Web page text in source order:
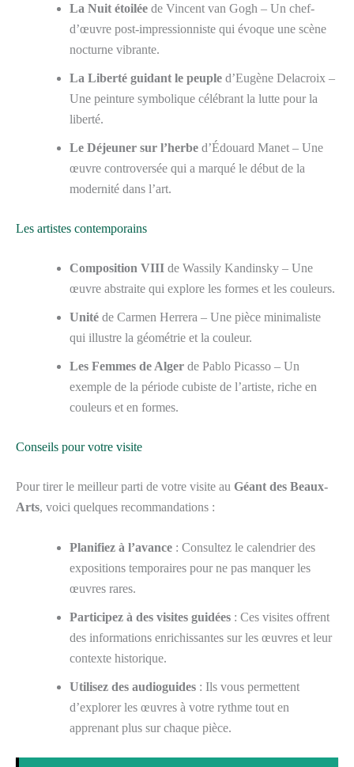
La Nuit étoilée de Vincent van Gogh – Un chef-
d’œuvre post-impressionniste qui évoque une scène
nocturne vibrante.
La Liberté guidant le peuple d’Eugène Delacroix –
Une peinture symbolique célébrant la lutte pour la
liberté.
Le Déjeuner sur l’herbe d’Édouard Manet – Une
œuvre controversée qui a marqué le début de la
modernité dans l’art.
Les artistes contemporains
Composition VIII de Wassily Kandinsky – Une
œuvre abstraite qui explore les formes et les couleurs.
Unité de Carmen Herrera – Une pièce minimaliste
qui illustre la géométrie et la couleur.
Les Femmes de Alger de Pablo Picasso – Un
exemple de la période cubiste de l’artiste, riche en
couleurs et en formes.
Conseils pour votre visite
Pour tirer le meilleur parti de votre visite au Géant des Beaux-
Arts, voici quelques recommandations :
Planifiez à l’avance : Consultez le calendrier des
expositions temporaires pour ne pas manquer les
œuvres rares.
Participez à des visites guidées : Ces visites offrent
des informations enrichissantes sur les œuvres et leur
contexte historique.
Utilisez des audioguides : Ils vous permettent
d’explorer les œuvres à votre rythme tout en
apprenant plus sur chaque pièce.